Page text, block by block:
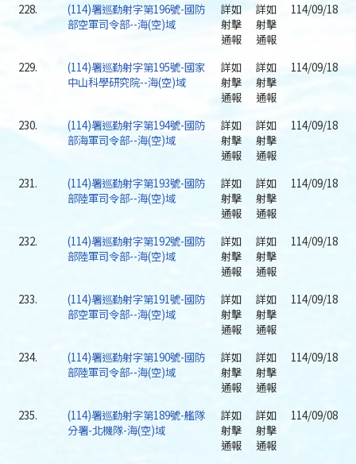
228.
(114)署巡勤射字第196號-國防
部空軍司令部--海(空)域
詳如
射擊
通報
詳如
射擊
通報
114/09/18
229.
(114)署巡勤射字第195號-國家
中山科學研究院--海(空)域
詳如
射擊
通報
詳如
射擊
通報
114/09/18
230.
(114)署巡勤射字第194號-國防
部海軍司令部--海(空)域
詳如
射擊
通報
詳如
射擊
通報
114/09/18
231.
(114)署巡勤射字第193號-國防
部陸軍司令部--海(空)域
詳如
射擊
通報
詳如
射擊
通報
114/09/18
232.
(114)署巡勤射字第192號-國防
部陸軍司令部--海(空)域
詳如
射擊
通報
詳如
射擊
通報
114/09/18
233.
(114)署巡勤射字第191號-國防
部空軍司令部--海(空)域
詳如
射擊
通報
詳如
射擊
通報
114/09/18
234.
(114)署巡勤射字第190號-國防
部陸軍司令部--海(空)域
詳如
射擊
通報
詳如
射擊
通報
114/09/18
235.
(114)署巡勤射字第189號-艦隊
分署-北機隊-海(空)域
詳如
射擊
通報
詳如
射擊
通報
114/09/08